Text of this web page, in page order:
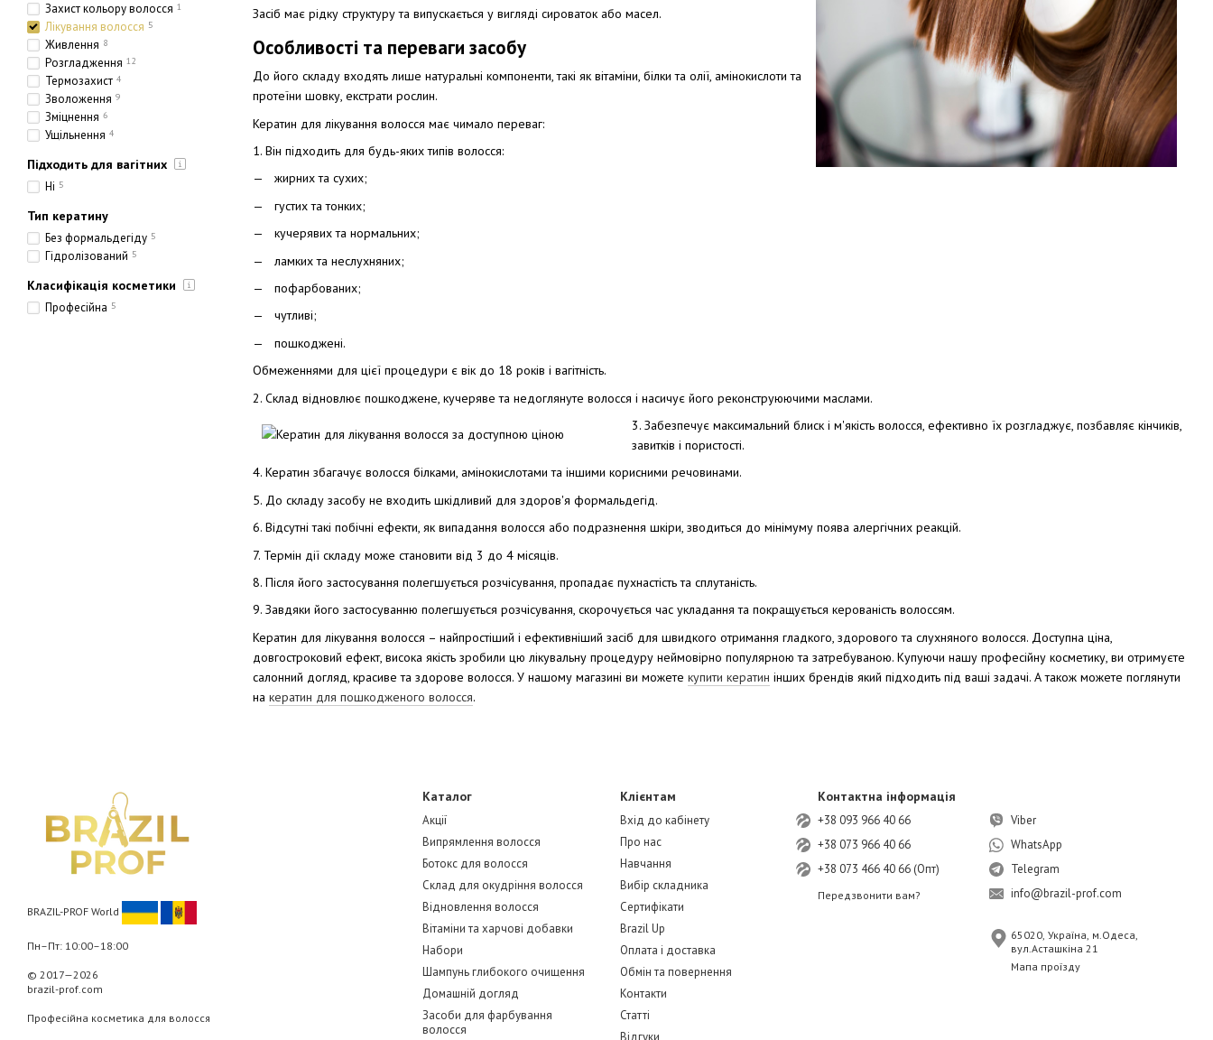
Засіб має рідку структуру та випускається у вигляді сироваток або масел.
Особливості та переваги засобу
До його складу входять лише натуральні компоненти, такі як вітаміни, білки та олії, амінокислоти та
протеїни шовку, екстрати рослин.
Кератин для лікування волосся має чимало переваг:
1. Він підходить для будь-яких типів волосся:
жирних та сухих;
густих та тонких;
кучерявих та нормальних;
ламких та неслухняних;
пофарбованих;
чутливі;
пошкоджені.
Обмеженнями для цієї процедури є вік до 18 років і вагітність.
2. Склад відновлює пошкоджене, кучеряве та недоглянуте волосся і насичує його реконструюючими маслами.
3. Забезпечує максимальний блиск і м'якість волосся, ефективно їх розгладжує, позбавляє кінчиків,
завитків і пористості.
4. Кератин збагачує волосся білками, амінокислотами та іншими корисними речовинами.
5. До складу засобу не входить шкідливий для здоров'я формальдегід.
6. Відсутні такі побічні ефекти, як випадання волосся або подразнення шкіри, зводиться до мінімуму поява алергічних реакцій.
7. Термін дії складу може становити від 3 до 4 місяців.
8. Після його застосування полегшується розчісування, пропадає пухнастість та сплутаність.
9. Завдяки його застосуванню полегшується розчісування, скорочується час укладання та покращується керованість волоссям.
Кератин для лікування волосся – найпростіший і ефективніший засіб для швидкого отримання гладкого, здорового та слухняного волосся. Доступна ціна,
довгостроковий ефект, висока якість зробили цю лікувальну процедуру неймовірно популярною та затребуваною. Купуючи нашу професійну косметику, ви отримуєте
салонний догляд, красиве та здорове волосся. У нашому магазині ви можете купити кератин інших брендів який підходить під ваші задачі. А також можете поглянути
на кератин для пошкодженого волосся.
Захист кольору волосся 1
Лікування волосся 5
Живлення 8
Розгладження 12
Термозахист 4
Зволоження 9
Зміцнення 6
Ущільнення 4
Підходить для вагітних
Ні 5
Тип кератину
Без формальдегіду 5
Гідролізований 5
Класифікація косметики
Професійна 5
BRAZIL-PROF World
Пн–Пт: 10:00–18:00
© 2017—2026
brazil-prof.com
Професійна косметика для волосся
Каталог
Акції
Випрямлення волосся
Ботокс для волосся
Склад для окудріння волосся
Відновлення волосся
Вітаміни та харчові добавки
Набори
Шампунь глибокого очищення
Домашній догляд
Засоби для фарбування
волосся
Клієнтам
Вхід до кабінету
Про нас
Навчання
Вибір складника
Сертифікати
Brazil Up
Оплата і доставка
Обмін та повернення
Контакти
Статті
Відгуки
Контактна інформація
+38 093 966 40 66
+38 073 966 40 66
+38 073 466 40 66 (Опт)
Передзвонити вам?
Viber
WhatsApp
Telegram
info@brazil-prof.com
65020, Україна, м.Одеса,
вул.Асташкіна 21
Мапа проїзду